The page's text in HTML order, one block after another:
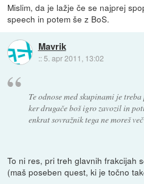
Mislim, da je lažje če se najprej
speech in potem še z BoS.
Mavrik
:: 5. apr 2011, 13:02
Te odnose med skupinami je
ker drugače boš igro zavozil in
enkrat sovražnik tega ne moreš
To ni res, pri treh glavnih frakcijah
(maš poseben quest, ki je točno